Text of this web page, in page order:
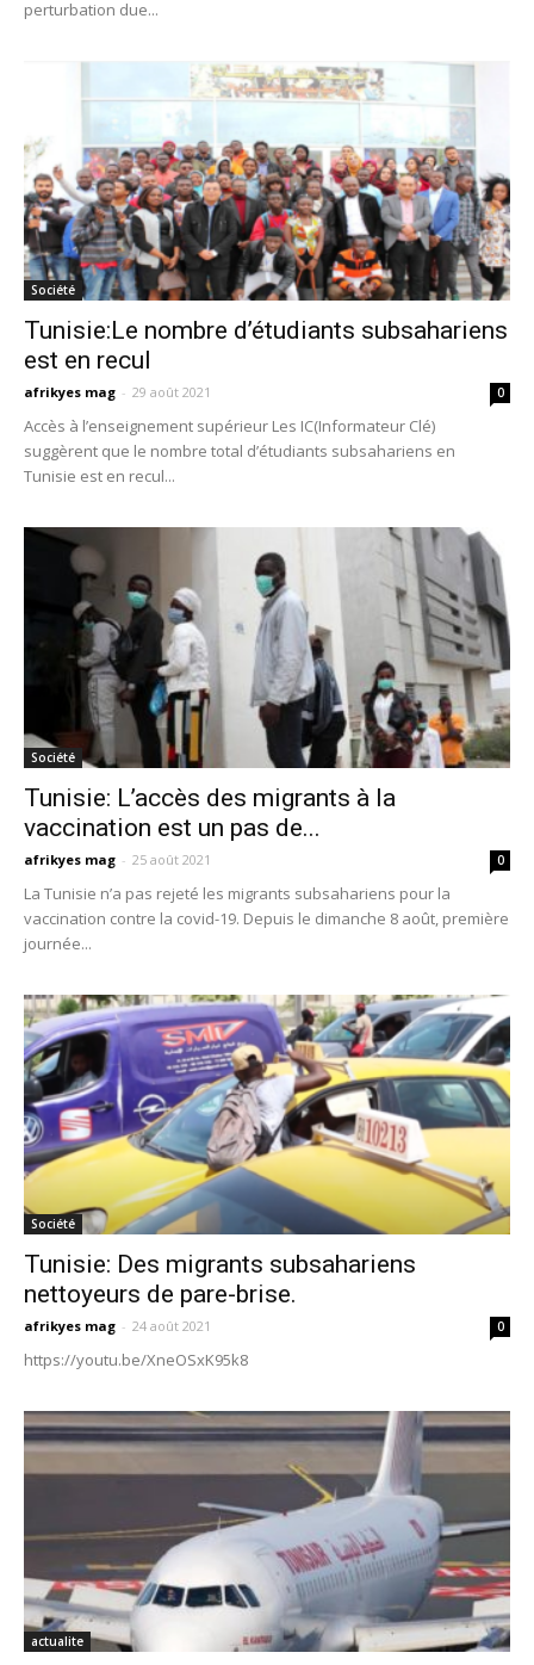
perturbation due...
Société
Tunisie:Le nombre d’étudiants subsahariens
est en recul
afrikyes mag - 29 août 2021 0
Accès à l’enseignement supérieur Les IC(Informateur Clé)
suggèrent que le nombre total d’étudiants subsahariens en
Tunisie est en recul...
Société
Tunisie: L’accès des migrants à la
vaccination est un pas de...
afrikyes mag - 25 août 2021 0
La Tunisie n’a pas rejeté les migrants subsahariens pour la
vaccination contre la covid-19. Depuis le dimanche 8 août, première
journée...
Société
Tunisie: Des migrants subsahariens
nettoyeurs de pare-brise.
afrikyes mag - 24 août 2021 0
https://youtu.be/XneOSxK95k8
actualite